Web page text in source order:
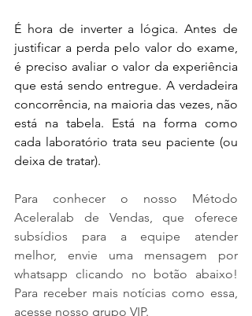
É hora de inverter a lógica. Antes de
justificar a perda pelo valor do exame,
é preciso avaliar o valor da experiência
que está sendo entregue. A verdadeira
concorrência, na maioria das vezes, não
está na tabela. Está na forma como
cada laboratório trata seu paciente (ou
deixa de tratar).
Para conhecer o nosso Método
Aceleralab de Vendas, que oferece
subsídios para a equipe atender
melhor, envie uma mensagem por
whatsapp clicando no botão abaixo!
Para receber mais notícias como essa,
acesse nosso grupo VIP.